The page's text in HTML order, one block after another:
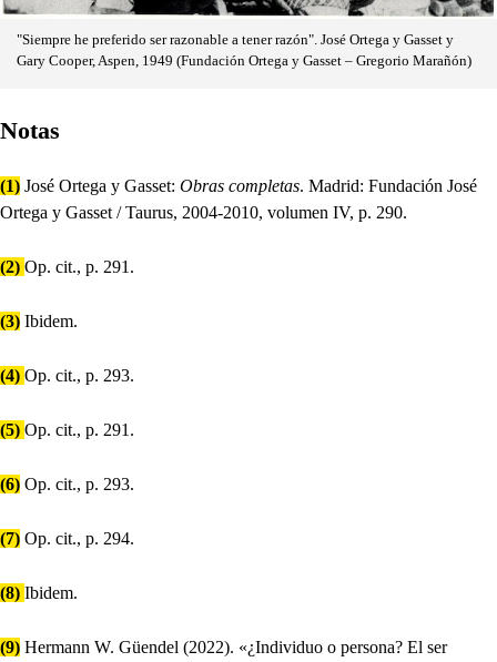
"Siempre he preferido ser razonable a tener razón". José Ortega y Gasset y
Gary Cooper, Aspen, 1949 (Fundación Ortega y Gasset – Gregorio Marañón)
Notas
(1) José Ortega y Gasset: Obras completas. Madrid: Fundación José
Ortega y Gasset / Taurus, 2004-2010, volumen IV, p. 290.
(2) Op. cit., p. 291.
(3) Ibidem.
(4) Op. cit., p. 293.
(5) Op. cit., p. 291.
(6) Op. cit., p. 293.
(7) Op. cit., p. 294.
(8) Ibidem.
(9) Hermann W. Güendel (2022). «¿Individuo o persona? El ser